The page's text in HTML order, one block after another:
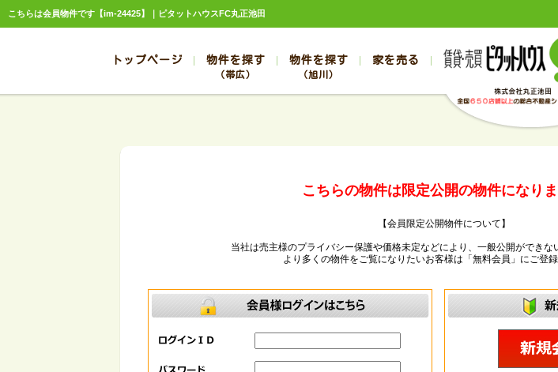
こちらは会員物件です【im-24425】｜ピタットハウスFC丸正池田
トップページ 物件を探す
（帯広）
売買
帯広の中古一戸建て
帯広の中古マンション
帯広の2000万～
帯広の4000万以上
物件を探す
（旭川）
売買
旭川の中古一戸建て
旭川の中古マンション
旭川の2000万～
旭川の4000万以上
家を売る
スタッフブログ
売却のお問合せ
こちらの物件は限定公開の物件になりま
【会員限定公開物件について】
当社は売主様のプライバシー保護や価格未定などにより、一般公開ができな
より多くの物件をご覧になりたいお客様は「無料会員」にご登録